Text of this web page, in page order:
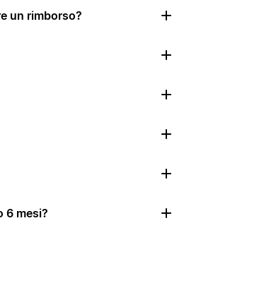
un rimborso?
6 mesi?